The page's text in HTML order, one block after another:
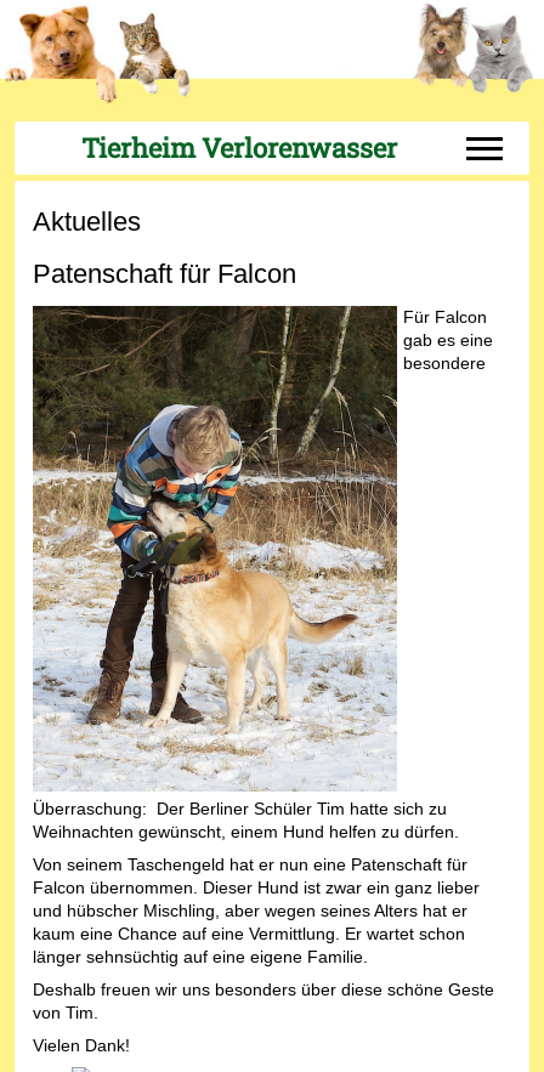
Tierheim Verlorenwasser Off-
Aktuelles
Patenschaft für Falcon
Für Falcon
gab es eine
besondere
Überraschung: Der Berliner Schüler Tim hatte sich zu
Weihnachten gewünscht, einem Hund helfen zu dürfen.
Von seinem Taschengeld hat er nun eine Patenschaft für
Falcon übernommen. Dieser Hund ist zwar ein ganz lieber
und hübscher Mischling, aber wegen seines Alters hat er
kaum eine Chance auf eine Vermittlung. Er wartet schon
länger sehnsüchtig auf eine eigene Familie.
Deshalb freuen wir uns besonders über diese schöne Geste
von Tim.
Vielen Dank!